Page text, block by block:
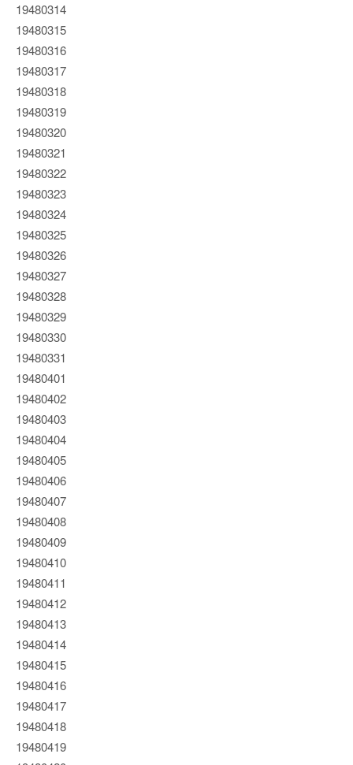
19480314
19480315
19480316
19480317
19480318
19480319
19480320
19480321
19480322
19480323
19480324
19480325
19480326
19480327
19480328
19480329
19480330
19480331
19480401
19480402
19480403
19480404
19480405
19480406
19480407
19480408
19480409
19480410
19480411
19480412
19480413
19480414
19480415
19480416
19480417
19480418
19480419